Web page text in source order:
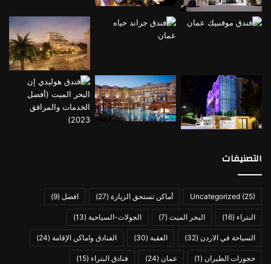
مسبح Petra Moon Hotel
سياسات فندق البتراء مون لاكشري
يتميز Petra Moon Hotel بسياساتِه وإجراءاتِه الصارِمة التي وُضعت
للحِفاظ على النِظام والأمن وتوفير الحِماية الكاملة والخصوصية
للضيوف، ومن هذه السياسات:
تذاكر طيران رخيصة - افضل الاسعار -
التصنيفات
Uncategorized (25) أماكن تستحق الزيارة (27) افضل (9)
البتراء (16) البحر الميت (7) الجولات-السياحية (13)
السياحة في الاردن (32) العقبة (30) الفنادق واماكن الإقامة (24)
حجوزات الطيران (1) عمان (24) فنادق البتراء (15)